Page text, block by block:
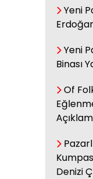
Yeni
Yeni
Binası
Of
Denizi